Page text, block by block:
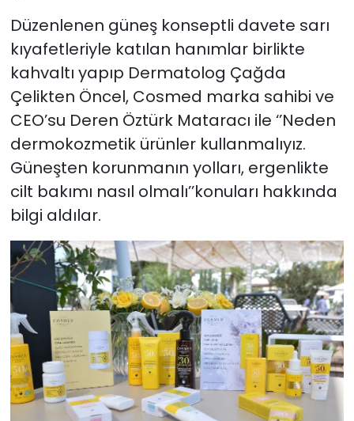
Düzenlenen güneş konseptli davete sarı
kıyafetleriyle katılan hanımlar birlikte
kahvaltı yapıp Dermatolog Çağda
Çelikten Öncel, Cosmed marka sahibi ve
CEO’su Deren Öztürk Mataracı ile ‘’Neden
dermokozmetik ürünler kullanmalıyız.
Güneşten korunmanın yolları, ergenlikte
cilt bakımı nasıl olmalı’’konuları hakkında
bilgi aldılar.